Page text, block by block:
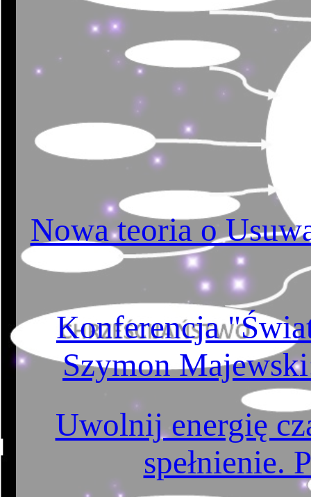
Nowa teoria o
Konferencja
Szymon
Uwolnij energię
spełnienie.